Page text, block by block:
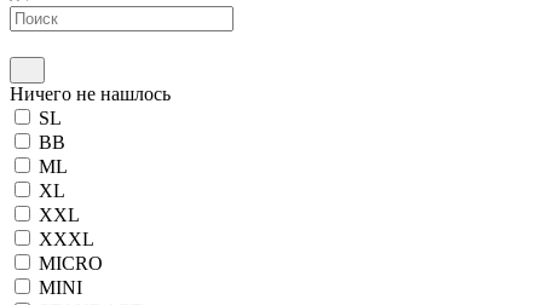
Ничего не нашлось
SL
BB
ML
XL
XXL
XXXL
MICRO
MINI